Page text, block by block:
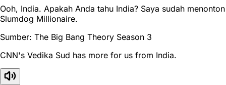
Ooh, India. Apakah Anda tahu India? Saya sudah menonton
Slumdog Millionaire.
Sumber: The Big Bang Theory Season 3
CNN's Vedika Sud has more for us from India.